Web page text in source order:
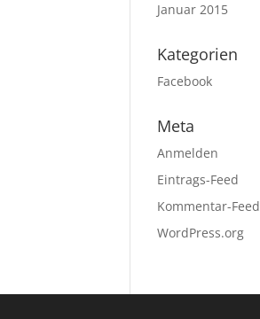
Januar 2015
Kategorien
Facebook
Meta
Anmelden
Eintrags-Feed
Kommentar-Feed
WordPress.org